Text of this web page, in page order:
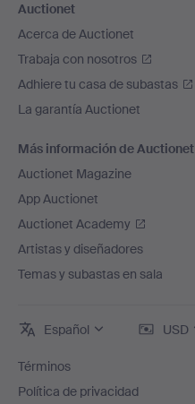
Auctionet
Acerca de Auctionet
Trabaja con nosotros
Adhiere tu casa de subastas
La garantía Auctionet
Más información de Auctionet
Auctionet Magazine
App Auctionet
Auctionet Academy
Artistas y diseñadores
Temas y subastas en sala
Español USD
Términos
Política de privacidad